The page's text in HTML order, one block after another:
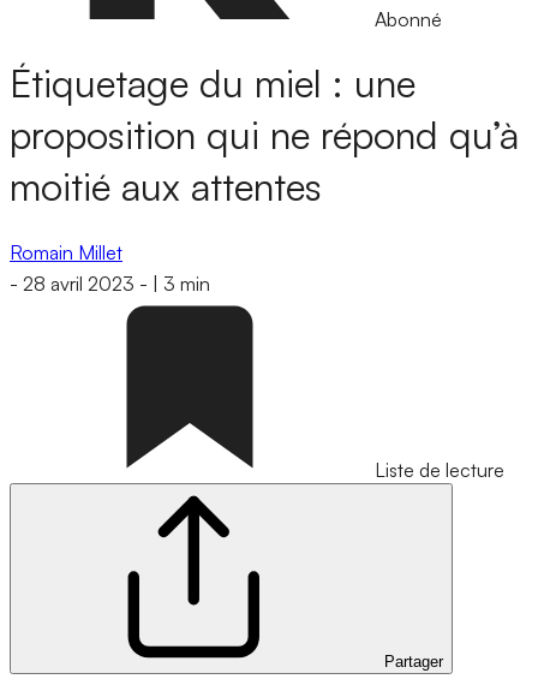
Abonné
Étiquetage du miel : une
proposition qui ne répond qu’à
moitié aux attentes
Romain Millet
- 28 avril 2023 - 3 min
Liste de lecture
Partager